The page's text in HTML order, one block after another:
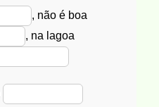
, não é boa
, na lagoa